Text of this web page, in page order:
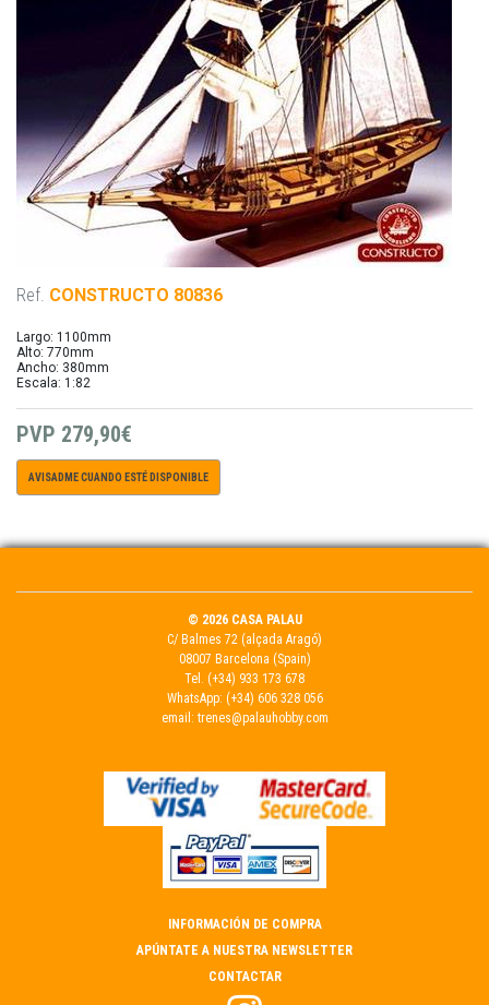
Ref. CONSTRUCTO 80836
Largo: 1100mm
Alto: 770mm
Ancho: 380mm
Escala: 1:82
PVP 279,90€
AVISADME CUANDO ESTÉ DISPONIBLE
© 2026 CASA PALAU
C/ Balmes 72 (alçada Aragó)
08007 Barcelona (Spain)
Tel. (+34) 933 173 678
WhatsApp: (+34) 606 328 056
email: trenes@palauhobby.com
INFORMACIÓN DE COMPRA
APÚNTATE A NUESTRA NEWSLETTER
CONTACTAR